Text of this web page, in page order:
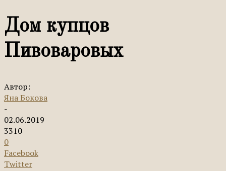
Дом купцов
Пивоваровых
Автор:
Яна Бокова
-
02.06.2019
3310
0
Facebook
Twitter